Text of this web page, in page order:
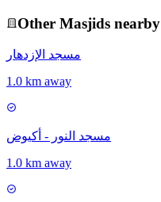
Other Masjids nearby
مسجد الإزدهار
1.0 km away
مسجد النور - أكيوض
1.0 km away